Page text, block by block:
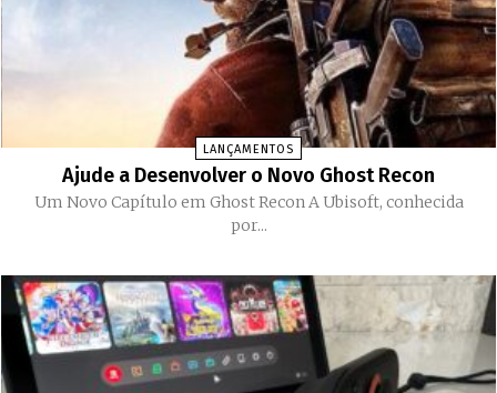
LANÇAMENTOS
Ajude a Desenvolver o Novo Ghost Recon
Um Novo Capítulo em Ghost Recon A Ubisoft, conhecida
por...